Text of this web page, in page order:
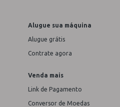
Alugue sua máquina
Alugue grátis
Contrate agora
Venda mais
Link de Pagamento
Conversor de Moedas